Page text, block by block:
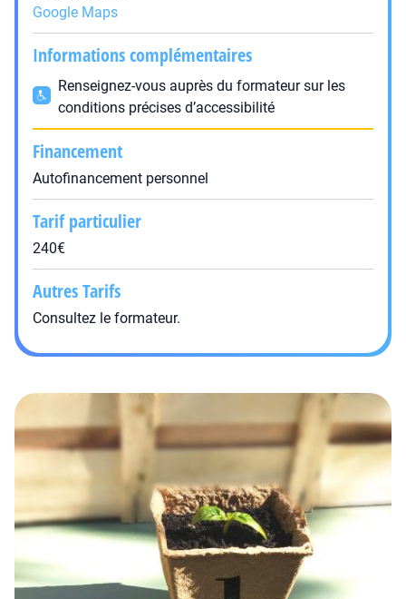
Google Maps
Informations complémentaires
Renseignez-vous auprès du formateur sur les
conditions précises d’accessibilité
Financement
Autofinancement personnel
Tarif particulier
240€
Autres Tarifs
Consultez le formateur.